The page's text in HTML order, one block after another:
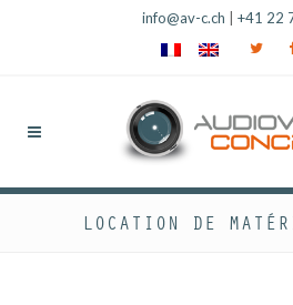
info@av-c.ch +41 22
LOCATION DE